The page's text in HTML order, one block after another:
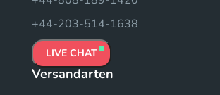
+44-203-514-1638
LIVE CHAT
Versandarten